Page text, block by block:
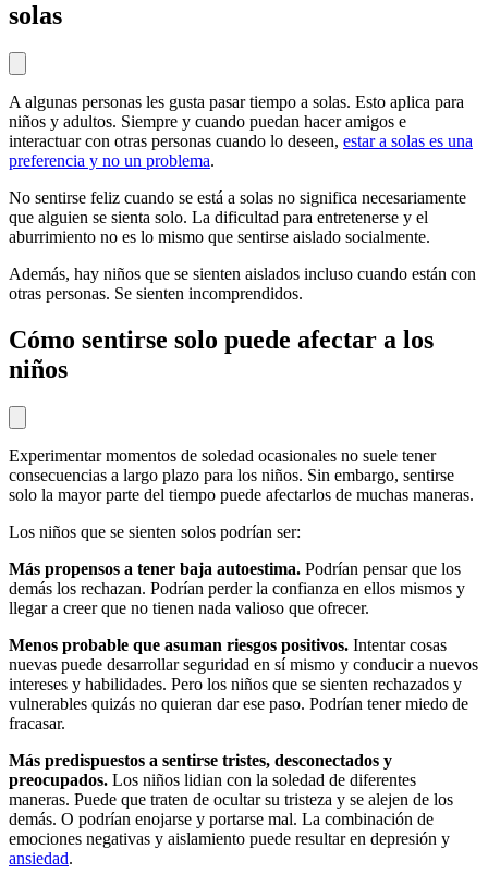
solas
A algunas personas les gusta pasar tiempo a solas. Esto aplica para
niños y adultos. Siempre y cuando puedan hacer amigos e
interactuar con otras personas cuando lo deseen, estar a solas es una
preferencia y no un problema.
No sentirse feliz cuando se está a solas no significa necesariamente
que alguien se sienta solo. La dificultad para entretenerse y el
aburrimiento no es lo mismo que sentirse aislado socialmente.
Además, hay niños que se sienten aislados incluso cuando están con
otras personas. Se sienten incomprendidos.
Cómo sentirse solo puede afectar a los
niños
Experimentar momentos de soledad ocasionales no suele tener
consecuencias a largo plazo para los niños. Sin embargo, sentirse
solo la mayor parte del tiempo puede afectarlos de muchas maneras.
Los niños que se sienten solos podrían ser:
Más propensos a tener baja autoestima. Podrían pensar que los
demás los rechazan. Podrían perder la confianza en ellos mismos y
llegar a creer que no tienen nada valioso que ofrecer.
Menos probable que asuman riesgos positivos. Intentar cosas
nuevas puede desarrollar seguridad en sí mismo y conducir a nuevos
intereses y habilidades. Pero los niños que se sienten rechazados y
vulnerables quizás no quieran dar ese paso. Podrían tener miedo de
fracasar.
Más predispuestos a sentirse tristes, desconectados y
preocupados. Los niños lidian con la soledad de diferentes
maneras. Puede que traten de ocultar su tristeza y se alejen de los
demás. O podrían enojarse y portarse mal. La combinación de
emociones negativas y aislamiento puede resultar en depresión y
ansiedad.